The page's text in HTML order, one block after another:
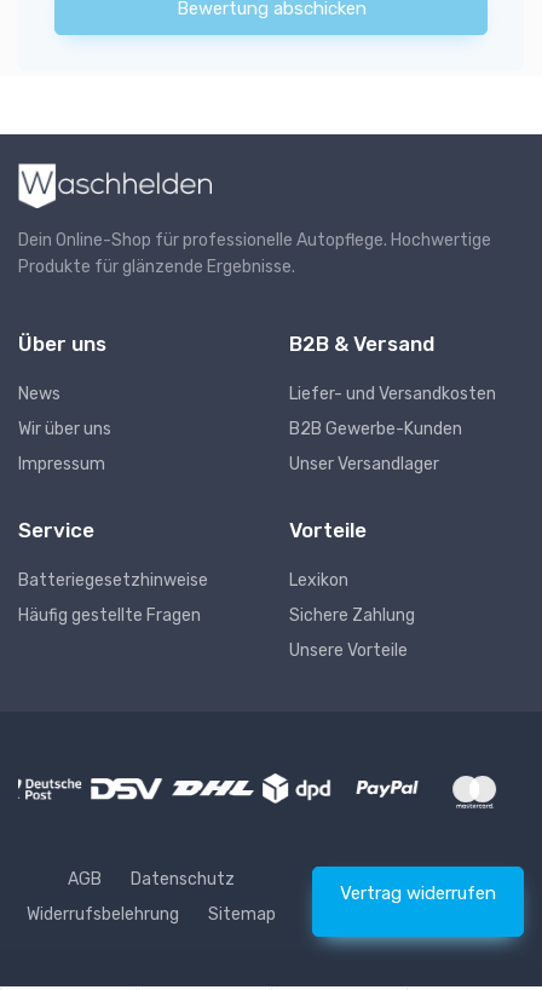
Bewertung abschicken
Dein Online-Shop für professionelle Autopflege. Hochwertige
Produkte für glänzende Ergebnisse.
Über uns
News
Wir über uns
Impressum
B2B & Versand
Liefer- und Versandkosten
B2B Gewerbe-Kunden
Unser Versandlager
Service
Batteriegesetzhinweise
Häufig gestellte Fragen
Vorteile
Lexikon
Sichere Zahlung
Unsere Vorteile
AGB
Datenschutz
Widerrufsbelehrung
Sitemap
Vertrag widerrufen